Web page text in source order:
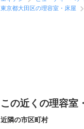
東京都大田区の理容室・床屋
この近くの理容室
近隣の市区町村